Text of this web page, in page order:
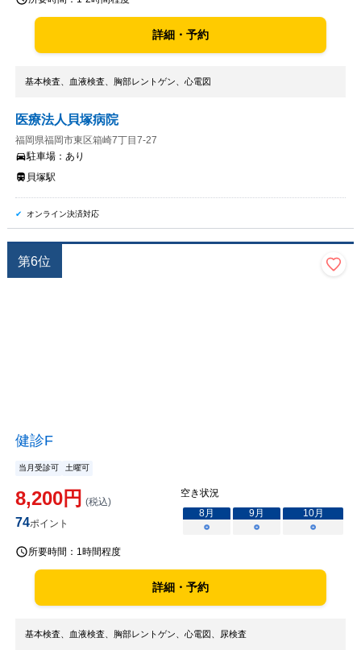
詳細・予約
基本検査、血液検査、胸部レントゲン、心電図
医療法人貝塚病院
福岡県福岡市東区箱崎7丁目7-27
駐車場： あり
貝塚駅
オンライン決済対応
第6位
健診F
当月受診可 土曜可
8,200円 (税込)
74ポイント
空き状況
8月 9月 10月
○
○ ○
所要時間： 1時間程度
詳細・予約
基本検査、血液検査、胸部レントゲン、心電図、尿検査